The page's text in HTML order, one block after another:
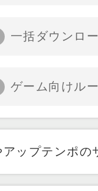
一括ダウンロ
ゲーム向けル
アップテンポの